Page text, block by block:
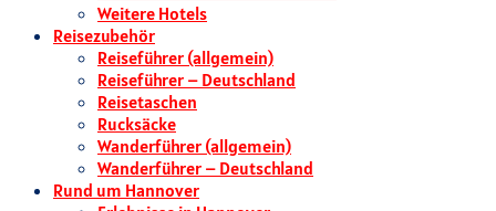
Weitere Hotels
Reisezubehör
Reiseführer (allgemein)
Reiseführer – Deutschland
Reisetaschen
Rucksäcke
Wanderführer (allgemein)
Wanderführer – Deutschland
Rund um Hannover